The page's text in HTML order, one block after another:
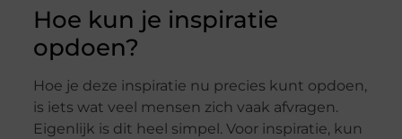
Hoe kun je inspiratie
opdoen?
Hoe je deze inspiratie nu precies kunt opdoen,
is iets wat veel mensen zich vaak afvragen.
Eigenlijk is dit heel simpel. Voor inspiratie, kun